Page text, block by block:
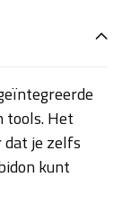
tools. Het
dat je zelfs
kunt